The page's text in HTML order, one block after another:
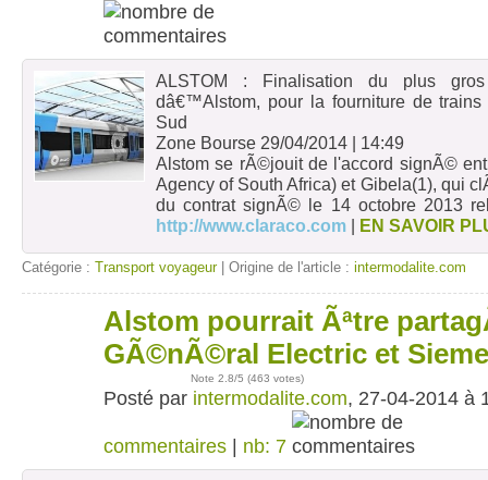
ALSTOM : Finalisation du plus
dâ€™Alstom, pour la fourniture de
Sud
Zone Bourse 29/04/2014 | 14:49
Alstom se rÃ©jouit de l'accord signÃ©
Agency of South Africa) et Gibela(1), qui
du contrat signÃ© le 14 octobre 2013
http://www.claraco.com | EN SAVOIR
Catégorie : Transport voyageur| Origine de l'article : intermodalite.com
Alstom pourrait Ãªtre
GÃ©nÃ©ral Electric et
Note 2.8/5 (463 votes)
Posté par intermodalite.com, 27-04-2014 à
commentaires | nb: 7